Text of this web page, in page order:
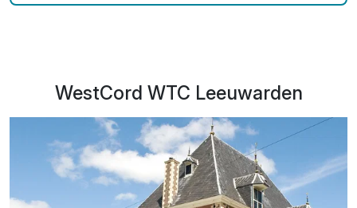
WestCord WTC Leeuwarden